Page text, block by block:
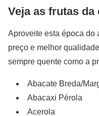
Veja as frutas da
Aproveite esta época do
preço e melhor
sempre quente como a
Abacate Breda/
Abacaxi Pérola
Acerola